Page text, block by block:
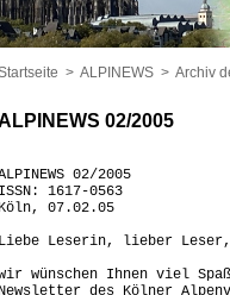
> ALPINEWS > Archiv
02/2005
02/2005
ISSN: 1617-0563
Köln, 07.02.05
Liebe Leserin, lieber Leser,
wünschen Ihnen viel Spaß
Newsletter des Kölner